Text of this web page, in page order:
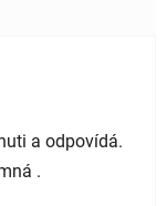
a odpovídá.
.